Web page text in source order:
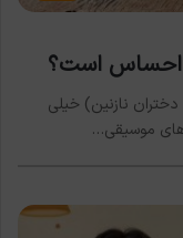
احساس است؟
نازنین) خیلی
موسیقی…